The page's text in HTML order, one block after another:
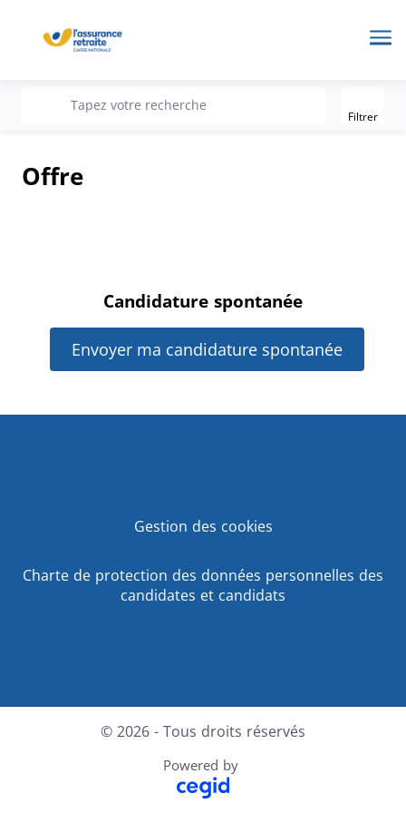
recherche
Tapez votre recherche
Filtrer
Offre
Candidature spontanée
Envoyer ma candidature spontanée
Gestion des cookies
Charte de protection des données personnelles des
candidates et candidats
© 2026 - Tous droits réservés
Powered by